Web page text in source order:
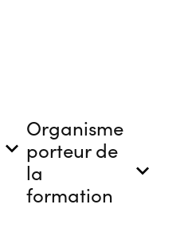
Organisme
porteur de
la
formation